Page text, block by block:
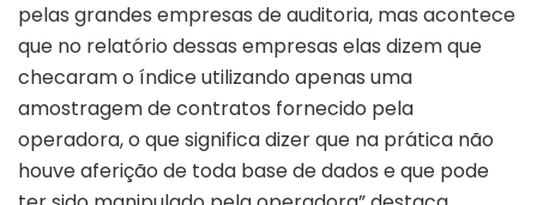
pelas grandes empresas de auditoria, mas acontece
que no relatório dessas empresas elas dizem que
checaram o índice utilizando apenas uma
amostragem de contratos fornecido pela
operadora, o que significa dizer que na prática não
houve aferição de toda base de dados e que pode